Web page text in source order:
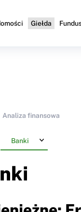
Giełda
Analiza finansowa
Banki